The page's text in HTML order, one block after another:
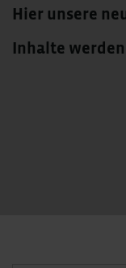
Hier unsere
Inhalte